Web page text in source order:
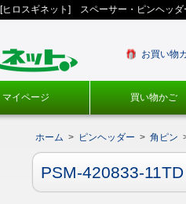
[ヒロスギネット] スペーサー・ピンヘッ
お買い物
マイページ 買い物かご
ホーム > ピンヘッダー > 角ピン
PSM-420833-11TD